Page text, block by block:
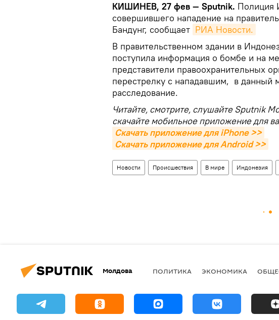
КИШИНЕВ, 27 фев — Sputnik. Полиция
совершившего нападение на
Бандунг, сообщает РИА Новости.
В правительственном здании в
поступила информация о бомбе и на
представители правоохранительных
перестрелку с нападавшим, в данный
расследование.
Читайте, смотрите, слушайте Sputnik
скачайте мобильное приложение для
Скачать приложение для iPhone >>
Скачать приложение для Android >>
Новости Происшествия В мире Индонезия
Молдова ПОЛИТИКА ЭКОНОМИКА